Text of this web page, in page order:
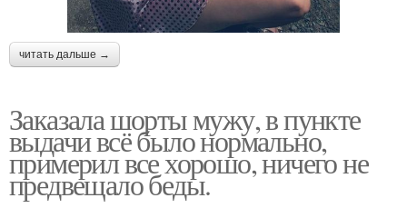
читать дальше →
Заказала шорты мужу, в пункте
выдачи всё было нормально,
примерил все хорошо, ничего не
предвещало беды.